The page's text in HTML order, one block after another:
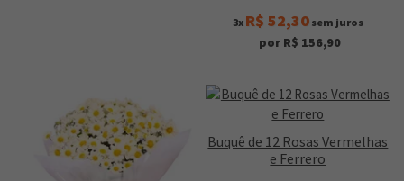
3x R$ 52,30sem juros
por R$ 156,90
Buquê de 12 Rosas Vermelhas
e Ferrero